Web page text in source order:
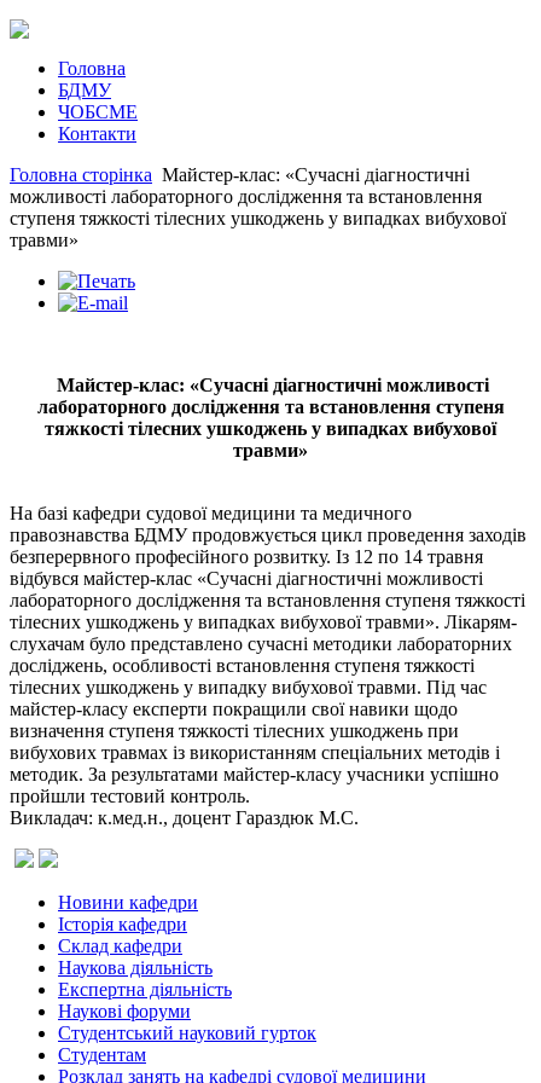
Головна
БДМУ
ЧОБСМЕ
Контакти
Головна сторінка Майстер-клас: «Сучасні діагностичні
можливості лабораторного дослідження та встановлення
ступеня тяжкості тілесних ушкоджень у випадках вибухової
травми»
Майстер-клас: «Сучасні діагностичні можливості
лабораторного дослідження та встановлення ступеня
тяжкості тілесних ушкоджень у випадках вибухової
травми»
На базі кафедри судової медицини та медичного
правознавства БДМУ продовжується цикл проведення заходів
безперервного професійного розвитку. Із 12 по 14 травня
відбувся майстер-клас «Сучасні діагностичні можливості
лабораторного дослідження та встановлення ступеня тяжкості
тілесних ушкоджень у випадках вибухової травми». Лікарям-
слухачам було представлено cучасні методики лабораторних
досліджень, особливості встановлення ступеня тяжкості
тілесних ушкоджень у випадку вибухової травми. Під час
майстер-класу експерти покращили свої навики щодо
визначення ступеня тяжкості тілесних ушкоджень при
вибухових травмах із використанням спеціальних методів і
методик. За результатами майстер-класу учасники успішно
пройшли тестовий контроль.
Викладач: к.мед.н., доцент Гараздюк М.С.
Новини кафедри
Історія кафедри
Склад кафедри
Наукова діяльність
Експертна діяльність
Наукові форуми
Студентський науковий гурток
Студентам
Розклад занять на кафедрі судової медицини